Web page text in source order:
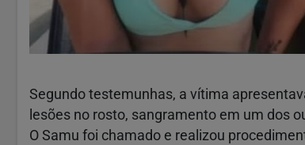
Segundo testemunhas, a vítima
lesões no rosto, sangramento em um dos
O Samu foi chamado e realizou